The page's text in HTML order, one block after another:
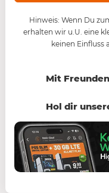
Hinweis: Wenn Du
erhalten wir u.U. eine
keinen Einfluss
Mit
Hol dir